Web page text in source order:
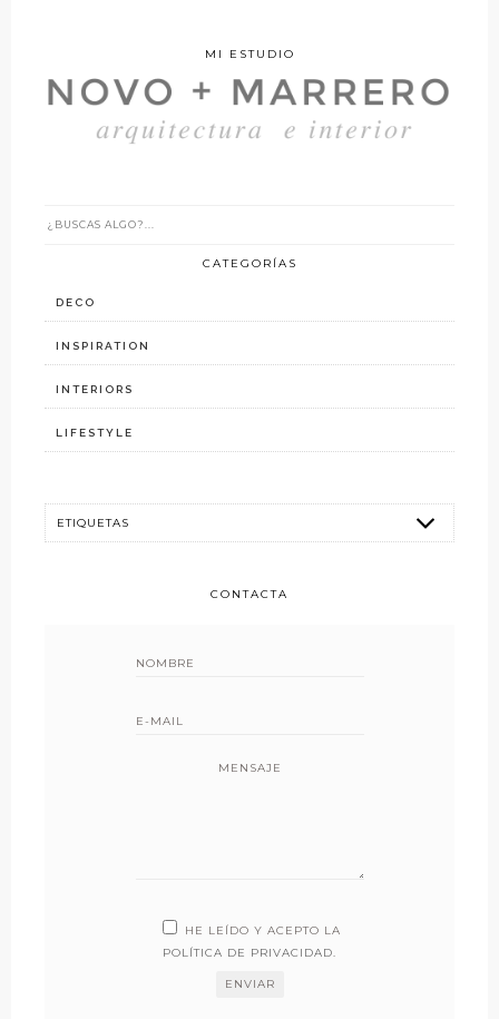
MI ESTUDIO
CATEGORÍAS
DECO
INSPIRATION
INTERIORS
LIFESTYLE
CONTACTA
MENSAJE
HE LEÍDO Y ACEPTO LA
POLÍTICA DE PRIVACIDAD